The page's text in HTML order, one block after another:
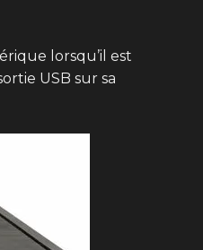
lorsqu’il est
USB sur sa